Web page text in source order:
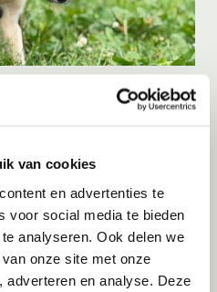
van cookies
en advertenties te
voor social media te bieden
analyseren. Ook delen we
onze site met onze
adverteren en analyse. Deze